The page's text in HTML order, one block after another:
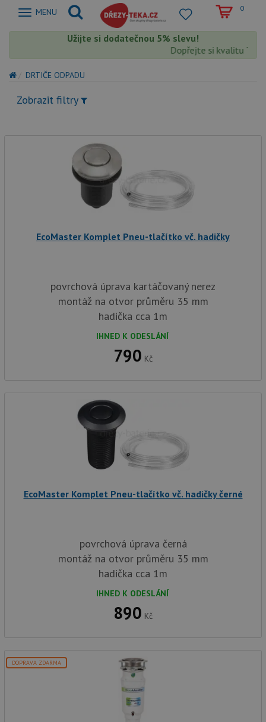
Zobrazit
MENU 0
Užijte si dodatečnou 5% slevu!
Dopřejte si kvalitu
DRTIČE ODPADU
Zobrazit filtry
EcoMaster Komplet Pneu-tlačítko vč. hadičky
povrchová úprava kartáčovaný nerez
montáž na otvor průměru 35 mm
hadička cca 1m
IHNED K ODESLÁNÍ
790 Kč
EcoMaster Komplet Pneu-tlačítko vč. hadičky černé
povrchová úprava černá
montáž na otvor průměru 35 mm
hadička cca 1m
IHNED K ODESLÁNÍ
890 Kč
DOPRAVA ZDARMA